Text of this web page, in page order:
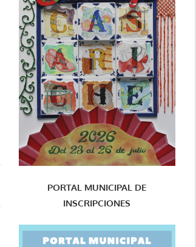
PORTAL MUNICIPAL DE
INSCRIPCIONES